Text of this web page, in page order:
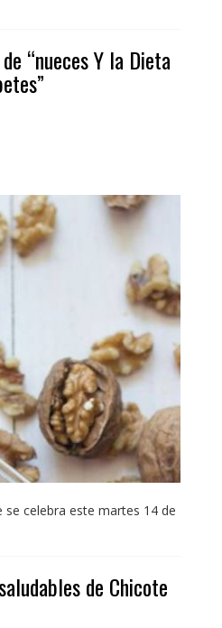
“nueces Y la Dieta
celebra este martes 14 de
de Chicote